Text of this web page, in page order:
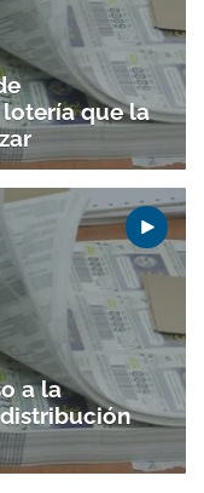
que la
a la